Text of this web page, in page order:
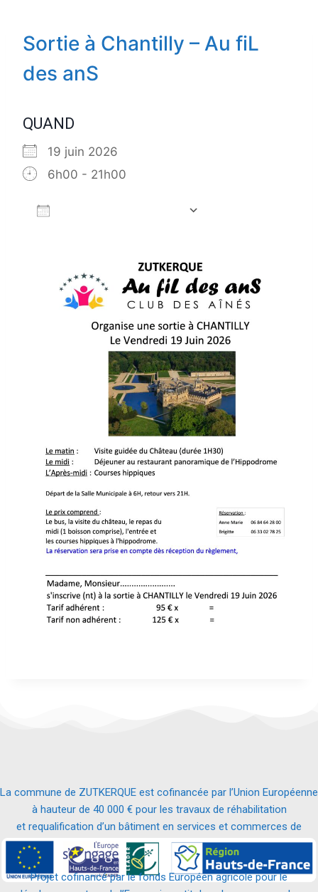
Sortie à Chantilly – Au fiL
des anS
QUAND
19 juin 2026
6h00 - 21h00
La commune de ZUTKERQUE est cofinancée par l’Union Européenne
à hauteur de 40 000 € pour les travaux de réhabilitation
et requalification d’un bâtiment en services et commerces de
proximité.
Projet cofinancé par le fonds Européen agricole pour le